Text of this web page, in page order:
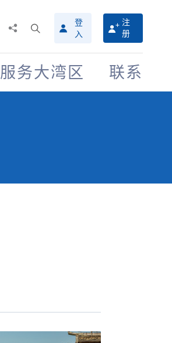
搜
寻
介
面
登
入
注
册
服务大湾区 联系